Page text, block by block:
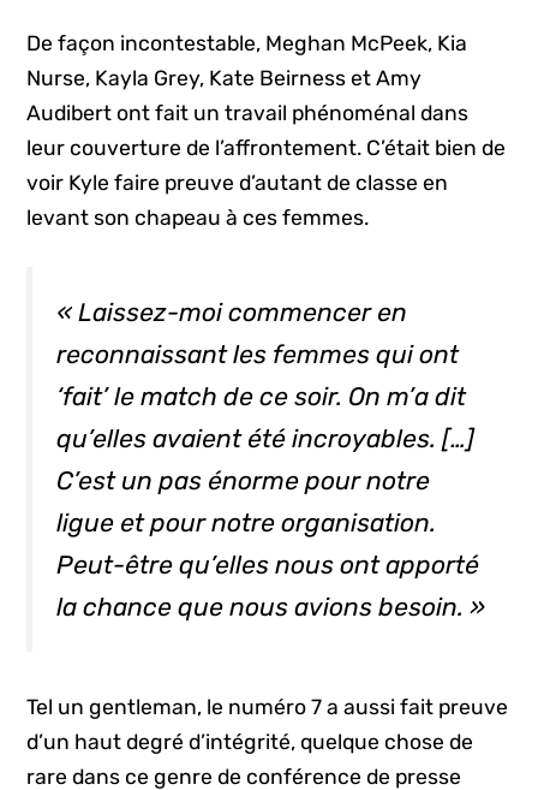
De façon incontestable, Meghan McPeek, Kia
Nurse, Kayla Grey, Kate Beirness et Amy
Audibert ont fait un travail phénoménal dans
leur couverture de l’affrontement. C’était bien de
voir Kyle faire preuve d’autant de classe en
levant son chapeau à ces femmes.
« Laissez-moi commencer en
reconnaissant les femmes qui ont
‘fait’ le match de ce soir. On m’a dit
qu’elles avaient été incroyables. […]
C’est un pas énorme pour notre
ligue et pour notre organisation.
Peut-être qu’elles nous ont apporté
la chance que nous avions besoin. »
Tel un gentleman, le numéro 7 a aussi fait preuve
d’un haut degré d’intégrité, quelque chose de
rare dans ce genre de conférence de presse